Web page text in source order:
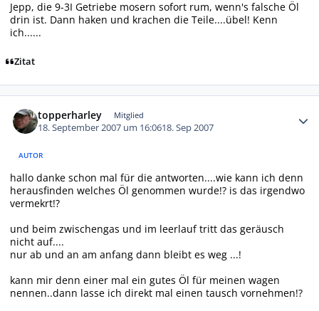
Jepp, die 9-3I Getriebe mosern sofort rum, wenn's falsche Öl
drin ist. Dann haken und krachen die Teile....übel! Kenn
ich......
Zitat
topperharley Mitglied
18. September 2007 um 16:0618. Sep 2007
AUTOR
hallo danke schon mal für die antworten....wie kann ich denn
herausfinden welches Öl genommen wurde!? is das irgendwo
vermekrt!?
und beim zwischengas und im leerlauf tritt das geräusch
nicht auf....
nur ab und an am anfang dann bleibt es weg ...!
kann mir denn einer mal ein gutes Öl für meinen wagen
nennen..dann lasse ich direkt mal einen tausch vornehmen!?